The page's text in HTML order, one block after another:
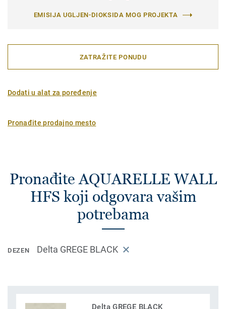
EMISIJA UGLJEN-DIOKSIDA MOG PROJEKTA
ZATRAŽITE PONUDU
Dodati u alat za poređenje
Pronađite prodajno mesto
Pronađite AQUARELLE WALL
HFS koji odgovara vašim
potrebama
DEZEN Delta GREGE BLACK
Delta GREGE BLACK